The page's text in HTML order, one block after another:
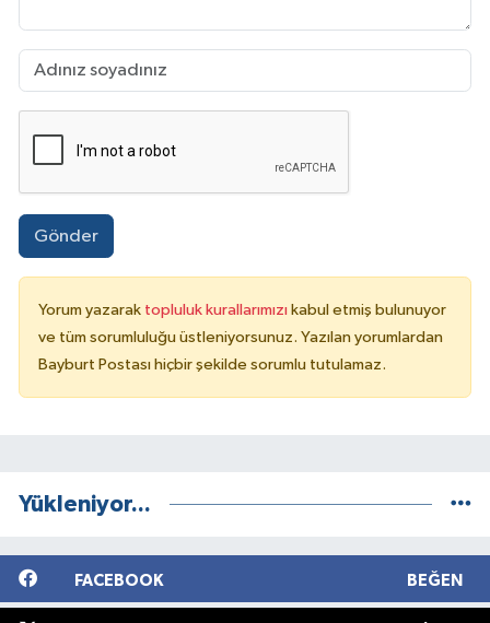
Gönder
Yorum yazarak topluluk kurallarımızı kabul etmiş bulunuyor
ve tüm sorumluluğu üstleniyorsunuz. Yazılan yorumlardan
Bayburt Postası hiçbir şekilde sorumlu tutulamaz.
Yükleniyor...
FACEBOOK BEĞEN